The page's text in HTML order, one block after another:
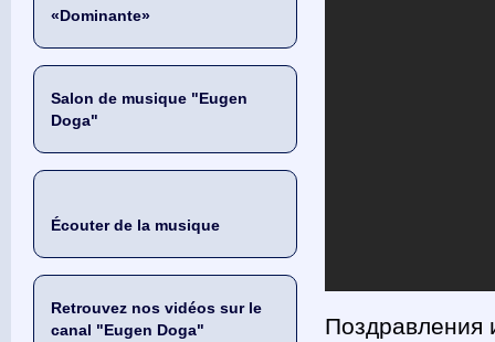
«Dominante»
Salon de musique "Eugen
Doga"
Écouter de la musique
Retrouvez nos vidéos sur le
canal "Eugen Doga"
Поздравления